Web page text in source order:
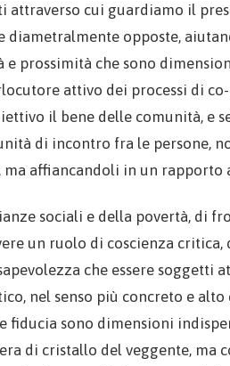
attraverso cui guardiamo il
diametralmente opposte,
prossimità che sono
attivo dei processi di
il bene delle comunità, e
di incontro fra le persone,
affiancandoli in un rapporto
sociali e della povertà, di
un ruolo di coscienza
che essere soggetti
nel senso più concreto e alto
fiducia sono dimensioni
di cristallo del veggente, ma